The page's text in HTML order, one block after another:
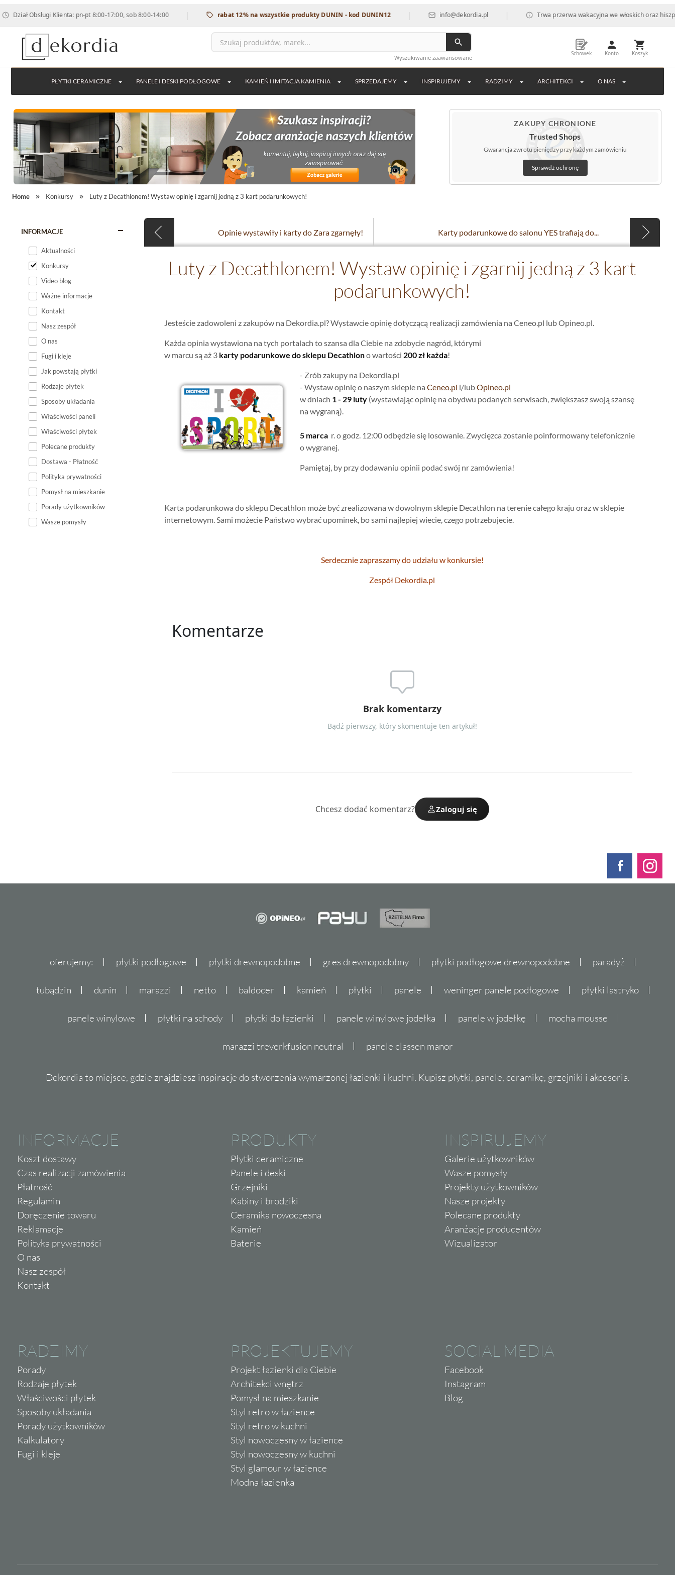
Obsługi Klienta: pn-pt 8:00-17:00, sob 8:00-14:00 rabat 12% na wszystkie produkty DUNIN - kod DUNIN12 info@dekordia.pl Trwa przerwa wakacyjna we włoskich oraz
Wyszukiwanie zaawansowane
Schowek Konto Koszyk
PŁYTKI CERAMICZNE PANELE I DESKI PODŁOGOWE KAMIEŃ I IMITACJA KAMIENIA SPRZEDAJEMY INSPIRUJEMY RADZIMY ARCHITEKCI O NAS
ZAKUPY CHRONIONE
Trusted Shops
Gwarancja zwrotu pieniędzy przy każdym zamówieniu
Sprawdź ochronę
Home Konkursy Luty z Decathlonem! Wystaw opinię i zgarnij jedną z 3 kart podarunkowych!
INFORMACJE
Aktualności
Konkursy
Video blog
Ważne informacje
Kontakt
Nasz zespół
O nas
Fugi i kleje
Jak powstają płytki
Rodzaje płytek
Sposoby układania
Właściwości paneli
Właściwości płytek
Polecane produkty
Dostawa - Płatność
Polityka prywatności
Pomysł na mieszkanie
Porady użytkowników
Wasze pomysły
Opinie wystawiły i karty do Zara zgarnęły! Karty podarunkowe do salonu YES trafiają do...
Luty z Decathlonem! Wystaw opinię i zgarnij jedną z 3 kart
podarunkowych!
Jesteście zadowoleni z zakupów na Dekordia.pl? Wystawcie opinię dotyczącą realizacji zamówienia na Ceneo.pl lub Opineo.pl.
Każda opinia wystawiona na tych portalach to szansa dla Ciebie na zdobycie nagród, którymi
w marcu są aż 3 karty podarunkowe do sklepu Decathlono wartości 200 zł każda!
- Zrób zakupy na Dekordia.pl
- Wystaw opinię o naszym sklepie na Ceneo.pl i/lubOpineo.pl
w dniach 1 - 29 luty (wystawiając opinię na obydwu podanych serwisach, zwiększasz swoją szansę
na wygraną).
5 marca r. o godz. 12:00 odbędzie się losowanie. Zwycięzca zostanie poinformowany telefonicznie
o wygranej.
Pamiętaj, by przy dodawaniu opinii podać swój nr zamówienia!
Karta podarunkowa do sklepu Decathlon może być zrealizowana w dowolnym sklepie Decathlon na terenie całego kraju oraz w sklepie
internetowym. Sami możecie Państwo wybrać upominek, bo sami najlepiej wiecie, czego potrzebujecie.
Serdecznie zapraszamy do udziału w konkursie!
Zespół Dekordia.pl
Komentarze
Brak komentarzy
Bądź pierwszy, który skomentuje ten artykuł!
Chcesz dodać komentarz? Zaloguj się
oferujemy: płytki podłogowe płytki drewnopodobne gres drewnopodobny płytki podłogowe drewnopodobne paradyż
tubądzin dunin marazzi netto baldocer kamień płytki panele weninger panele podłogowe płytki lastryko
panele winylowe płytki na schody płytki do łazienki panele winylowe jodełka panele w jodełkę mocha mousse
marazzi treverkfusion neutral panele classen manor
Dekordia to miejsce, gdzie znajdziesz inspiracje do stworzenia wymarzonej łazienki i kuchni. Kupisz płytki, panele, ceramikę, grzejniki i akcesoria.
INFORMACJE
Koszt dostawy
Czas realizacji zamówienia
Płatność
Regulamin
Doręczenie towaru
Reklamacje
Polityka prywatności
O nas
Nasz zespół
Kontakt
PRODUKTY
Płytki ceramiczne
Panele i deski
Grzejniki
Kabiny i brodziki
Ceramika nowoczesna
Kamień
Baterie
INSPIRUJEMY
Galerie użytkowników
Wasze pomysły
Projekty użytkowników
Nasze projekty
Polecane produkty
Aranżacje producentów
Wizualizator
RADZIMY
Porady
Rodzaje płytek
Właściwości płytek
Sposoby układania
Porady użytkowników
Kalkulatory
Fugi i kleje
PROJEKTUJEMY
Projekt łazienki dla Ciebie
Architekci wnętrz
Pomysł na mieszkanie
Styl retro w łazience
Styl retro w kuchni
Styl nowoczesny w łazience
Styl nowoczesny w kuchni
Styl glamour w łazience
Modna łazienka
SOCIAL MEDIA
Facebook
Instagram
Blog